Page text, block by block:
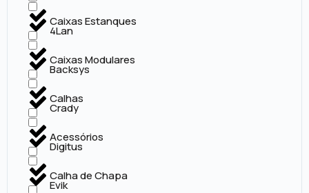
Caixas Estanques
Caixas Modulares
Calhas
Acessórios
Calha de Chapa
4Lan
Backsys
Crady
Digitus
Evik